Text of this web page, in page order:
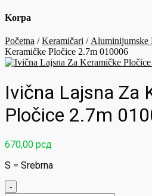
Korpa
Početna /Keramičari / Aluminijumske
Keramičke Pločice 2.7m 010006
Ivična Lajsna Za
Pločice 2.7m
670,00 рсд
S = Srebrna
-